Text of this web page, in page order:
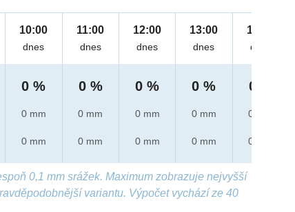
10:00
dnes
0 %
0 mm
0 mm
11:00
dnes
0 %
0 mm
0 mm
12:00
dnes
0 %
0 mm
0 mm
13:00
dnes
0 %
0 mm
0 mm
14:00
dnes
0 %
0 mm
0 mm
0,1 mm srážek. Maximum zobrazuje nejvyšší
variantu. Výpočet vychází ze 40